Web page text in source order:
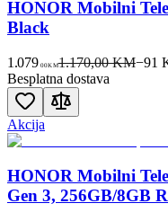
HONOR Mobilni
Black
1.079 00KM1.170,00 KM−91
Besplatna dostava
Akcija
HONOR Mobilni
Gen 3, 256GB/8GB